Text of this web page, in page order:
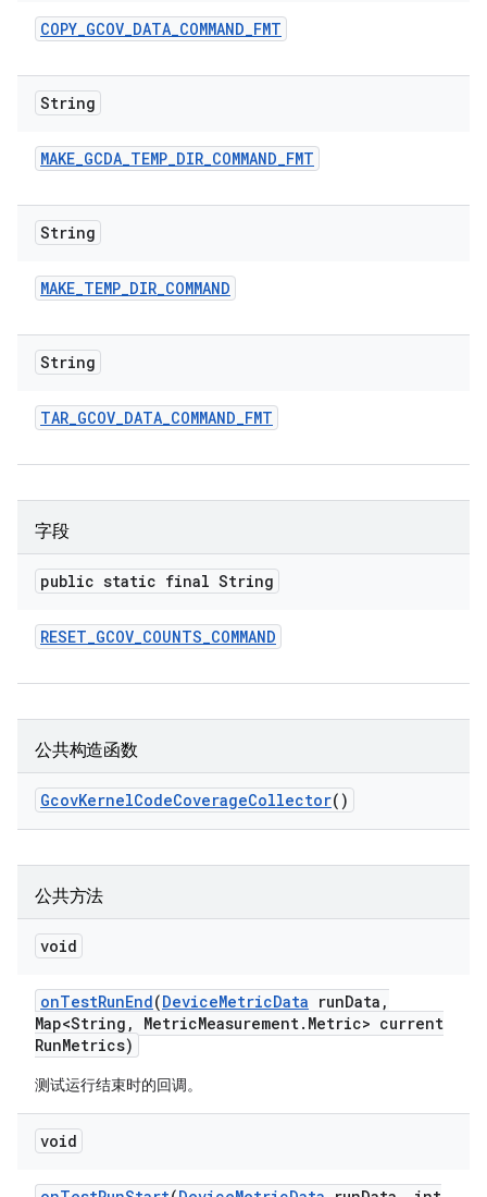
COPY_GCOV_DATA_COMMAND_FMT
String
MAKE_GCDA_TEMP_DIR_COMMAND_FMT
String
MAKE_TEMP_DIR_COMMAND
String
TAR_GCOV_DATA_COMMAND_FMT
字段
public static final String
RESET_GCOV_COUNTS_COMMAND
公共构造函数
GcovKernelCodeCoverageCollector()
公共方法
void
onTestRunEnd(DeviceMetricData runData ,
Map<String , MetricMeasurement. Metric> current
RunMetrics)
测试运行结束时的回调。
void